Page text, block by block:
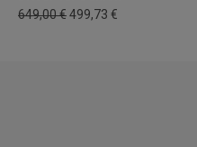
649,00 €499,73 €